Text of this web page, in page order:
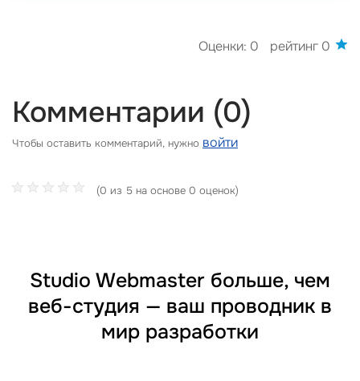
Оценки: 0 рейтинг 0
Комментарии (0)
Чтобы оставить комментарий, нужно войти
(0 из 5 на основе 0 оценок)
Studio Webmaster больше, чем
веб-студия — ваш проводник в
мир разработки